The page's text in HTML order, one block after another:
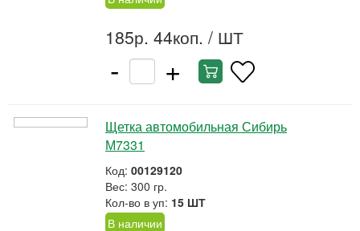
185р. 44коп. / ШТ
- +
Щетка автомобильная Сибирь
М7331
Код: 00129120
Вес: 300 гр.
Кол-во в уп: 15 ШТ
В наличии